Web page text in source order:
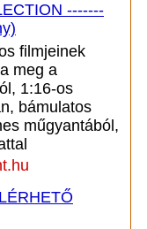
-------
filmjeinek
meg a
1:16-os
bámulatos
műgyantából,